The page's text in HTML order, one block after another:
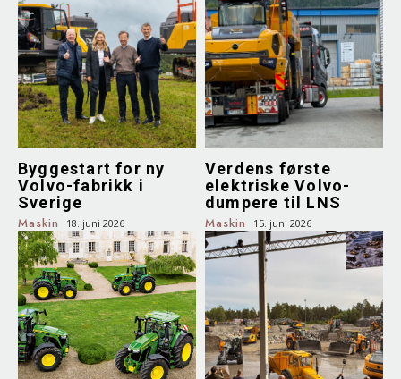
Byggestart for ny
Volvo-fabrikk i
Sverige
Maskin 18. juni 2026
Verdens første
elektriske Volvo-
dumpere til LNS
Maskin 15. juni 2026